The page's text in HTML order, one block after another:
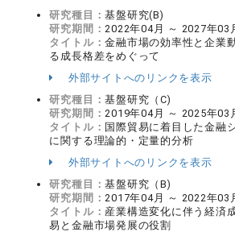
研究種目：基盤研究(B)
研究期間：2022年04月 ～ 2027年03
タイトル：金融市場の効率性と企業
る成長格差をめぐって
外部サイトへのリンクを表示
研究種目：基盤研究（C)
研究期間：2019年04月 ～ 2025年03
タイトル： 国際貿易に着目した金融
に関する理論的・定量的分析
外部サイトへのリンクを表示
研究種目：基盤研究（B)
研究期間：2017年04月 ～ 2022年03
タイトル： 産業構造変化に伴う経済
易と金融市場発展の役割